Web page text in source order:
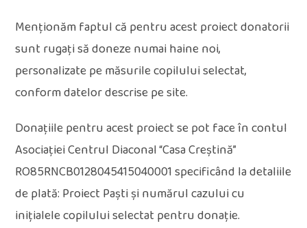
Menționăm faptul că pentru acest proiect donatorii
sunt rugați să doneze numai haine noi,
personalizate pe măsurile copilului selectat,
conform datelor descrise pe site.
Donațiile pentru acest proiect se pot face în contul
Asociației Centrul Diaconal “Casa Creștină”
RO85RNCB0128045415040001 specificând la detaliile
de plată: Proiect Paști și numărul cazului cu
inițialele copilului selectat pentru donație.